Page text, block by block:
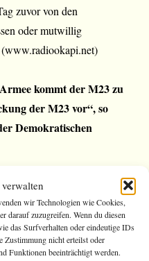
wir Technologien wie Cookies,
darauf zuzugreifen. Wenn du diesen
das Surfverhalten oder eindeutige IDs
Zustimmung nicht erteilst oder
Funktionen beeinträchtigt werden.
zuvor von den
oder mutwillig
kommt der M23 zu
der M23 vor“, so
Demokratischen
Republik Kongo ist die
Am 31. Oktober
Menschen in Goma
beschuldigt,